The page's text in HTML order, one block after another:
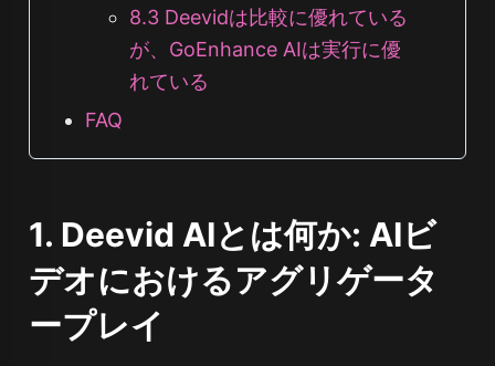
8.3 Deevidは比較に優れている
が、GoEnhance AIは実行に優
れている
FAQ
1. Deevid AIとは何か: AIビ
デオにおけるアグリゲータ
ープレイ